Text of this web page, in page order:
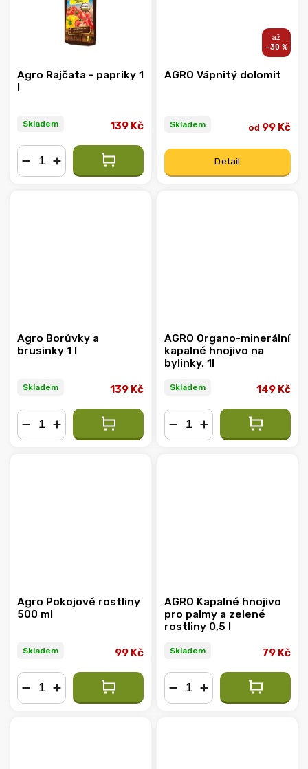
Agro Rajčata - papriky 1
Skladem 139 Kč
–30 %
AGRO Vápnitý dolomit
Skladem od 99 Kč
Detail
Agro Borůvky a
brusinky 1 l
Skladem 139 Kč
AGRO Organo-minerální
kapalné hnojivo na
bylinky, 1l
Skladem 149 Kč
Agro Pokojové rostliny
500 ml
Skladem 99 Kč
AGRO Kapalné hnojivo
pro palmy a zelené
rostliny 0,5 l
Skladem 79 Kč